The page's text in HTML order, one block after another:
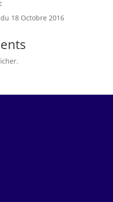
18 Octobre 2016